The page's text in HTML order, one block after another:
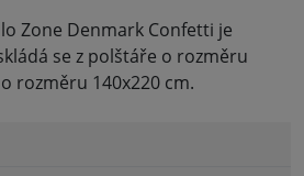
Zone Denmark Confetti je
se z polštáře o rozměru
rozměru 140x220 cm.